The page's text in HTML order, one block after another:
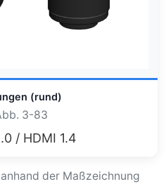
(rund)
3-83
/ HDMI 1.4
der Maßzeichnung